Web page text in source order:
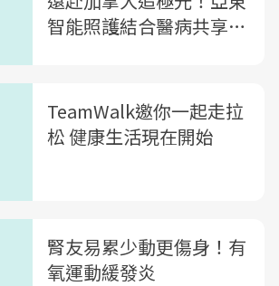
智能照護結合醫病共享助
TeamWalk邀你一起走拉
松 健康生活現在開始
腎友易累少動更傷身！有
氧運動緩發炎